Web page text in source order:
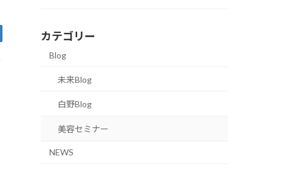
カテゴリー
Blog
未来Blog
白野Blog
美容セミナー
NEWS